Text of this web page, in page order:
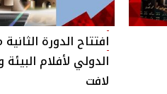
افتتاح الدورة
الدولي لأفلام
لافت